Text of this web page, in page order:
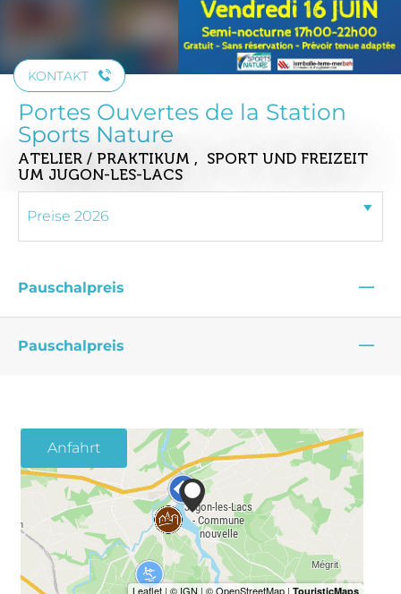
KONTAKT
Portes Ouvertes de la Station
Sports Nature
ATELIER / PRAKTIKUM , SPORT UND FREIZEIT
UM JUGON-LES-LACS
Pauschalpreis —
Pauschalpreis —
Anfahrt